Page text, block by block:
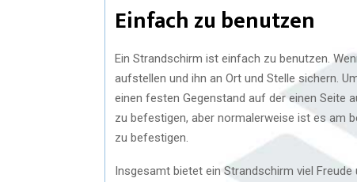
Einfach zu benutzen
Ein Strandschirm ist einfach zu benutzen.
aufstellen und ihn an Ort und Stelle sichern.
einen festen Gegenstand auf der einen Seite
zu befestigen, aber normalerweise ist es am
zu befestigen.
Insgesamt bietet ein Strandschirm viel